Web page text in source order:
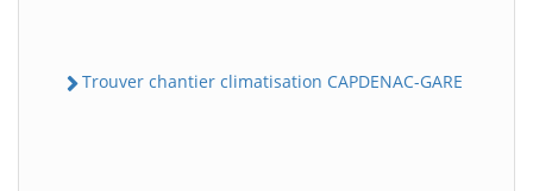
Trouver chantier climatisation CAPDENAC-GARE